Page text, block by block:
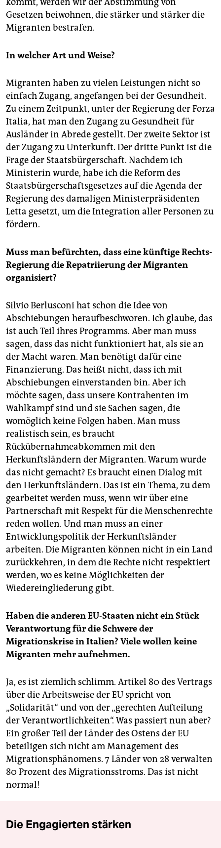
Gesetzen beiwohnen, die stärker und stärker die
Migranten bestrafen.
In welcher Art und Weise?
Migranten haben zu vielen Leistungen nicht so
einfach Zugang, angefangen bei der Gesundheit.
Zu einem Zeitpunkt, unter der Regierung der Forza
Italia, hat man den Zugang zu Gesundheit für
Ausländer in Abrede gestellt. Der zweite Sektor ist
der Zugang zu Unterkunft. Der dritte Punkt ist die
Frage der Staatsbürgerschaft. Nachdem ich
Ministerin wurde, habe ich die Reform des
Staatsbürgerschaftsgesetzes auf die Agenda der
Regierung des damaligen Ministerpräsidenten
Letta gesetzt, um die Integration aller Personen zu
fördern.
Muss man befürchten, dass eine künftige Rechts-
Regierung die Repatriierung der Migranten
organisiert?
Silvio Berlusconi hat schon die Idee von
Abschiebungen heraufbeschworen. Ich glaube, das
ist auch Teil ihres Programms. Aber man muss
sagen, dass das nicht funktioniert hat, als sie an
der Macht waren. Man benötigt dafür eine
Finanzierung. Das heißt nicht, dass ich mit
Abschiebungen einverstanden bin. Aber ich
möchte sagen, dass unsere Kontrahenten im
Wahlkampf sind und sie Sachen sagen, die
womöglich keine Folgen haben. Man muss
realistisch sein, es braucht
Rückübernahmeabkommen mit den
Herkunftsländern der Migranten. Warum wurde
das nicht gemacht? Es braucht einen Dialog mit
den Herkunftsländern. Das ist ein Thema, zu dem
gearbeitet werden muss, wenn wir über eine
Partnerschaft mit Respekt für die Menschenrechte
reden wollen. Und man muss an einer
Entwicklungspolitik der Herkunftsländer
arbeiten. Die Migranten können nicht in ein Land
zurückkehren, in dem die Rechte nicht respektiert
werden, wo es keine Möglichkeiten der
Wiedereingliederung gibt.
Haben die anderen EU-Staaten nicht ein Stück
Verantwortung für die Schwere der
Migrationskrise in Italien? Viele wollen keine
Migranten mehr aufnehmen.
Ja, es ist ziemlich schlimm. Artikel 80 des Vertrags
über die Arbeitsweise der EU spricht von
„Solidarität“ und von der „gerechten Aufteilung
der Verantwortlichkeiten“. Was passiert nun aber?
Ein großer Teil der Länder des Ostens der EU
beteiligen sich nicht am Management des
Migrationsphänomens. 7 Länder von 28 verwalten
80 Prozent des Migrations­stroms. Das ist nicht
normal!
Die Engagierten stärken